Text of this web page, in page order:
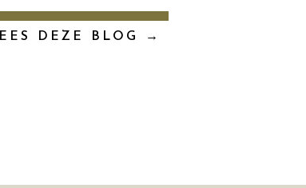
DEZE BLOG →